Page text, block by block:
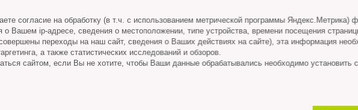
согласие на обработку (в т.ч. с использованием метрической программы Яндекс.Метрика)
о Вашем ip-адресе, сведения о местоположении, типе устройства, времени посещения
переходы на наш сайт, сведения о Ваших действиях на сайте), эта информация
а также статистических исследований и обзоров.
сайтом, если Вы не хотите, чтобы Ваши данные обрабатывались необходимо установить